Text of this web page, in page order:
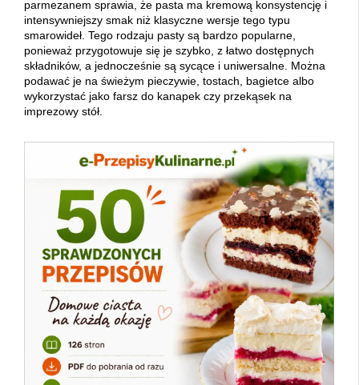
parmezanem sprawia, że pasta ma kremową konsystencję i
intensywniejszy smak niż klasyczne wersje tego typu
smarowideł. Tego rodzaju pasty są bardzo popularne,
ponieważ przygotowuje się je szybko, z łatwo dostępnych
składników, a jednocześnie są sycące i uniwersalne. Można
podawać je na świeżym pieczywie, tostach, bagietce albo
wykorzystać jako farsz do kanapek czy przekąsek na
imprezowy stół.